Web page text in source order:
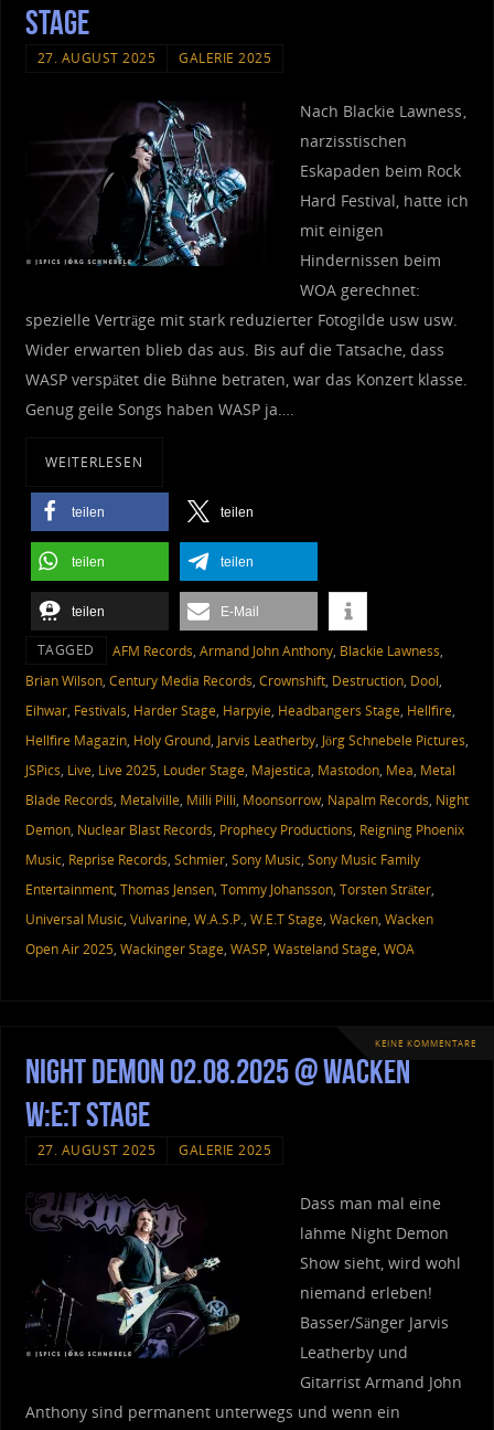
Stage
27. AUGUST 2025 GALERIE 2025
Nach Blackie Lawness‚
narzisstischen
Eskapaden beim Rock
Hard Festival, hatte ich
mit einigen
Hindernissen beim
WOA gerechnet:
spezielle Verträge mit stark reduzierter Fotogilde usw usw.
Wider erwarten blieb das aus. Bis auf die Tatsache, dass
WASP verspätet die Bühne betraten, war das Konzert klasse.
Genug geile Songs haben WASP ja….
WEITERLESEN
teilen teilen
teilen teilen
teilen E-Mail
TAGGED AFM Records, Armand John Anthony, Blackie Lawness,
Brian Wilson, Century Media Records, Crownshift, Destruction, Dool,
Eihwar, Festivals, Harder Stage, Harpyie, Headbangers Stage, Hellfire,
Hellfire Magazin, Holy Ground, Jarvis Leatherby, Jörg Schnebele Pictures,
JSPics, Live, Live 2025, Louder Stage, Majestica, Mastodon, Mea, Metal
Blade Records, Metalville, Milli Pilli, Moonsorrow, Napalm Records, Night
Demon, Nuclear Blast Records, Prophecy Productions, Reigning Phoenix
Music, Reprise Records, Schmier, Sony Music, Sony Music Family
Entertainment, Thomas Jensen, Tommy Johansson, Torsten Sträter,
Universal Music, Vulvarine, W.A.S.P., W.E.T Stage, Wacken, Wacken
Open Air 2025, Wackinger Stage, WASP, Wasteland Stage, WOA
KEINE KOMMENTARE
Night Demon 02.08.2025 @ Wacken
W:E:T Stage
27. AUGUST 2025 GALERIE 2025
Dass man mal eine
lahme Night Demon
Show sieht, wird wohl
niemand erleben!
Basser/Sänger Jarvis
Leatherby und
Gitarrist Armand John
Anthony sind permanent unterwegs und wenn ein